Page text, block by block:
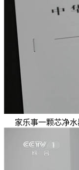
家乐事一颗芯净